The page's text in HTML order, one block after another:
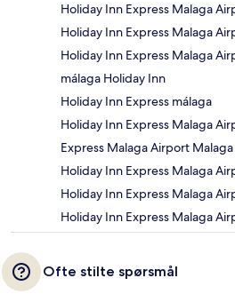
Holiday Inn Express Malaga
Holiday Inn Express Malaga
Holiday Inn Express Malaga
málaga Holiday Inn
Holiday Inn Express málaga
Holiday Inn Express Malaga
Express Malaga Airport Malaga
Holiday Inn Express Malaga
Holiday Inn Express Malaga
Holiday Inn Express Malaga
Ofte stilte spørsmål